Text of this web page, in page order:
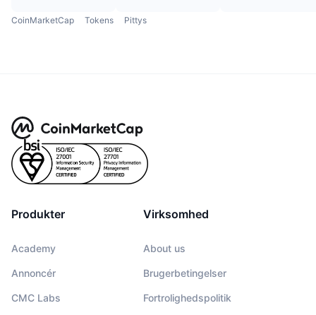
CoinMarketCap Tokens Pittys
Produkter
Academy
Annoncér
CMC Labs
Virksomhed
About us
Brugerbetingelser
Fortrolighedspolitik